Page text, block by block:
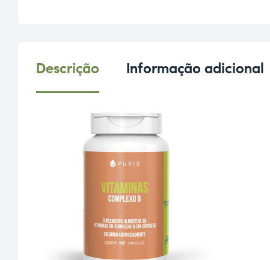
Descrição Informação adicional